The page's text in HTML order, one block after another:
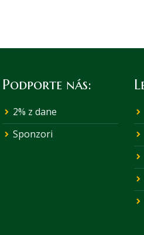
Podporte nás:
2% z dane
Sponzori